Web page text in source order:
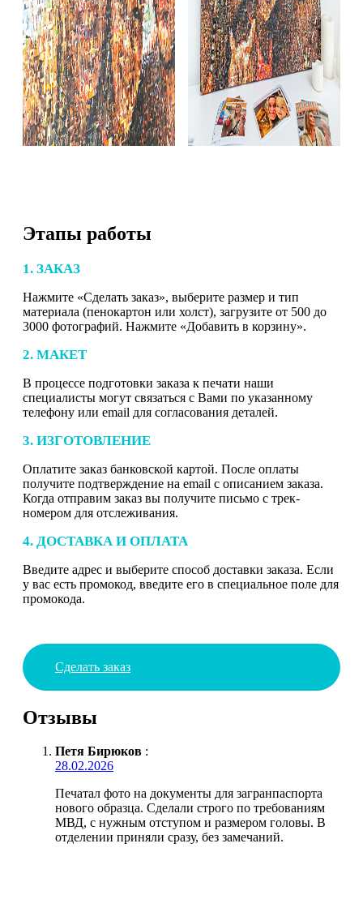
Этапы работы
1. ЗАКАЗ
Нажмите «Сделать заказ», выберите размер и тип
материала (пенокартон или холст), загрузите от 500 до
3000 фотографий. Нажмите «Добавить в корзину».
2. МАКЕТ
В процессе подготовки заказа к печати наши
специалисты могут связаться с Вами по указанному
телефону или email для согласования деталей.
3. ИЗГОТОВЛЕНИЕ
Оплатите заказ банковской картой. После оплаты
получите подтверждение на email с описанием заказа.
Когда отправим заказ вы получите письмо с трек-
номером для отслеживания.
4. ДОСТАВКА И ОПЛАТА
Введите адрес и выберите способ доставки заказа. Если
у вас есть промокод, введите его в специальное поле для
промокода.
Сделать заказ
Отзывы
Петя Бирюков :
28.02.2026
Печатал фото на документы для загранпаспорта
нового образца. Сделали строго по требованиям
МВД, с нужным отступом и размером головы. В
отделении приняли сразу, без замечаний.